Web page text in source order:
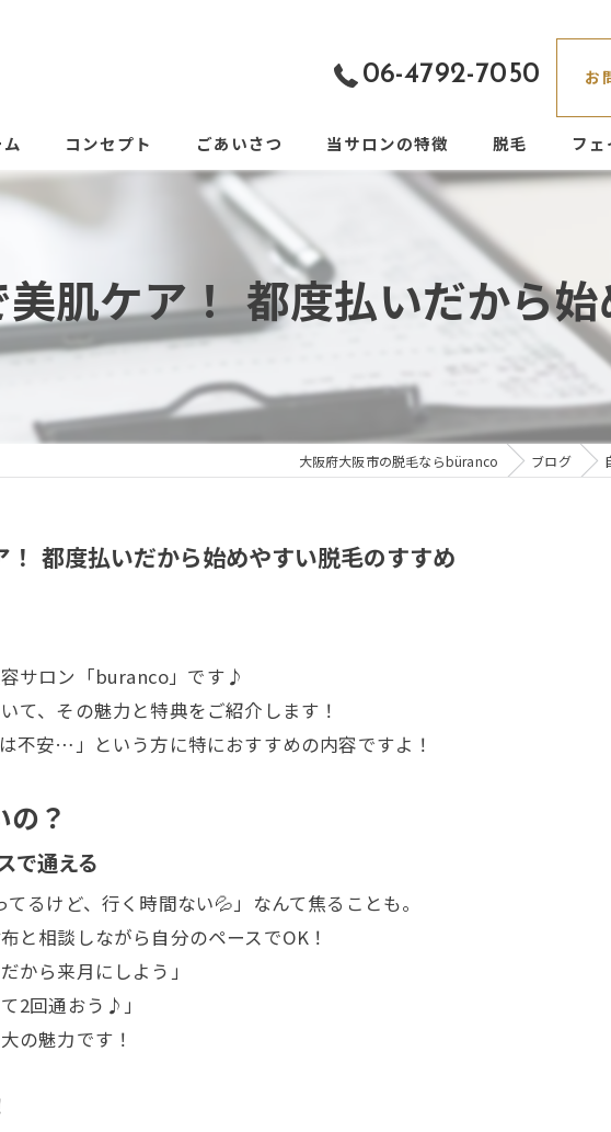
06-4792-7050 お
ム コンセプト ごあいさつ 当サロンの特徴
フェイシャル
痛くない
脱毛 フ
美肌ケア！ 都度払いだから
大阪府大阪市の脱毛ならbüranco ブログ
！ 都度払いだから始めやすい脱毛のすすめ
サロン「buranco」です♪
て、その魅力と特典をご紹介します！
不安…」という方に特におすすめの内容ですよ！
の？
で通える
るけど、行く時間ない💦」なんて焦ることも。
と相談しながら自分のペースでOK！
から来月にしよう」
2回通おう♪」
の魅力です！